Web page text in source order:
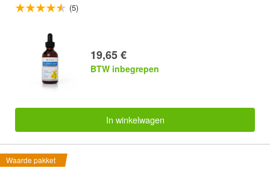
(5)
19,65 €
BTW inbegrepen
In winkelwagen
Waarde pakket